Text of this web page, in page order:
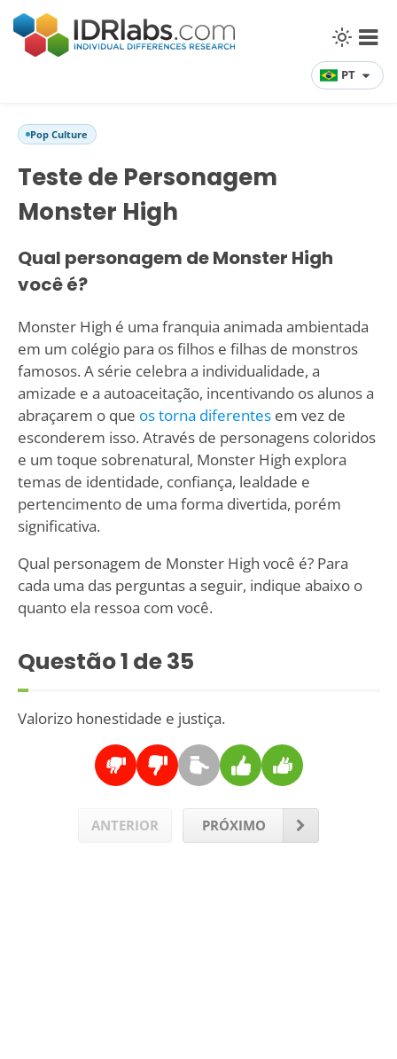
PT
Pop Culture
Teste de Personagem
Monster High
Qual personagem de Monster High
você é?
Monster High é uma franquia animada ambientada
em um colégio para os filhos e filhas de monstros
famosos. A série celebra a individualidade, a
amizade e a autoaceitação, incentivando os alunos a
abraçarem o que os torna diferentesem vez de
esconderem isso. Através de personagens coloridos
e um toque sobrenatural, Monster High explora
temas de identidade, confiança, lealdade e
pertencimento de uma forma divertida, porém
significativa.
Qual personagem de Monster High você é? Para
cada uma das perguntas a seguir, indique abaixo o
quanto ela ressoa com você.
Questão1 de 35
Valorizo honestidade e justiça.
ANTERIOR PRÓXIMO